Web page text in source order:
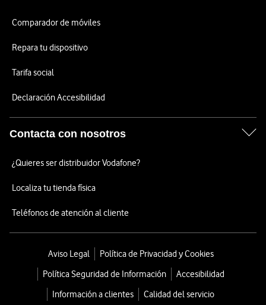
Comparador de móviles
Repara tu dispositivo
Tarifa social
Declaración Accesibilidad
Contacta con nosotros
¿Quieres ser distribuidor Vodafone?
Localiza tu tienda física
Teléfonos de atención al cliente
Aviso Legal
Política de Privacidad y Cookies
Política Seguridad de Información
Accesibilidad
Información a clientes
Calidad del servicio